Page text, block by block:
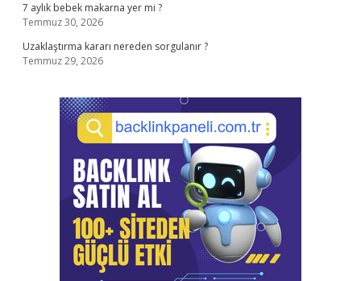
7 aylık bebek makarna yer mi ?
Temmuz 30, 2026
Uzaklaştırma kararı nereden sorgulanır ?
Temmuz 29, 2026